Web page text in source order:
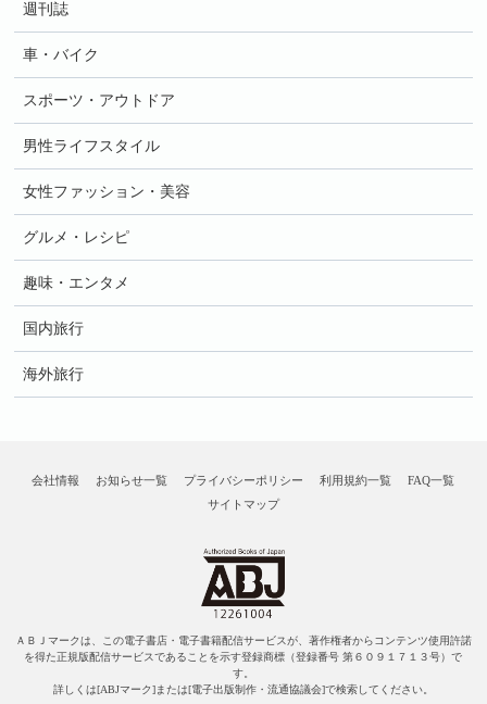
週刊誌
車・バイク
スポーツ・アウトドア
男性ライフスタイル
女性ファッション・美容
グルメ・レシピ
趣味・エンタメ
国内旅行
海外旅行
会社情報 お知らせ一覧 プライバシーポリシー 利用規約一覧
FAQ一覧
サイトマップ
ＡＢＪマークは、この電子書店・電子書籍配信サービスが、著作権者からコンテンツ使用許諾
を得た正規版配信サービスであることを示す登録商標（登録番号 第６０９１７１３号）で
す。
詳しくは[ABJマーク]または[電子出版制作・流通協議会]で検索してください。